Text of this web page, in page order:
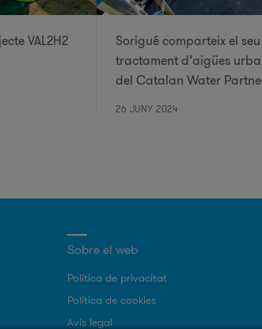
VAL2H2
Sorigué comparteix el
tractament d’aigües
del Catalan Water
26 JUNY 2024
Sobre el web
Política de privacitat
Política de cookies
Avis legal